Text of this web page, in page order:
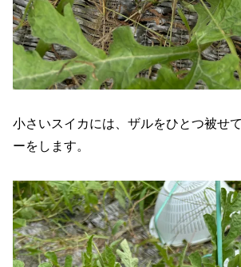
小さいスイカには、ザルをひとつ被せ
ーをします。